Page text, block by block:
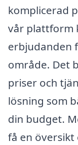
komplicerad
vår plattform
erbjudanden
område. Det
priser och
lösning som
din budget.
få en